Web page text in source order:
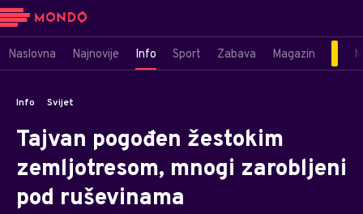
Naslovna Najnovije Info Sport Zabava Magazin
Info Svijet
Tajvan pogođen žestokim
zemljotresom, mnogi zarobljeni
pod ruševinama